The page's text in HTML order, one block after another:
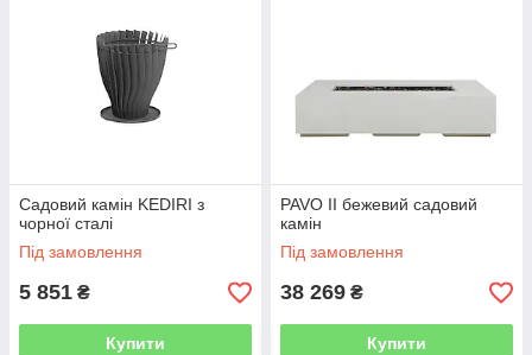
Садовий камін KEDIRI з
чорної сталі
Під замовлення
5 851 ₴
Купити
PAVO II бежевий садовий
камін
Під замовлення
38 269 ₴
Купити